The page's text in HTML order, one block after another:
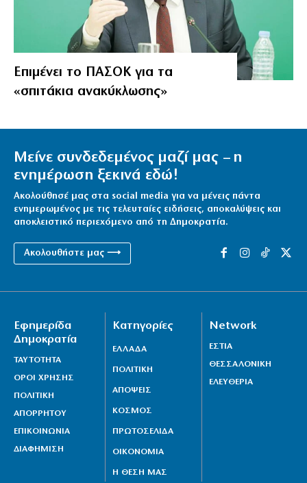
Επιμένει το ΠΑΣΟΚ για τα
«σπιτάκια ανακύκλωσης»
Μείνε συνδεδεμένος μαζί μας – η
ενημέρωση ξεκινά εδώ!
Ακολούθησέ μας στα social media για να μένεις πάντα
ενημερωμένος με τις τελευταίες ειδήσεις, αποκαλύψεις και
αποκλειστικό περιεχόμενο από τη Δημοκρατία.
Ακολουθήστε μας ⟶
Εφημερίδα
Δημοκρατία
ΤΑΥΤΟΤΗΤΑ
ΟΡΟΙ ΧΡΗΣΗΣ
ΠΟΛΙΤΙΚΗ
ΑΠΟΡΡΗΤΟΥ
ΕΠΙΚΟΙΝΩΝΙΑ
ΔΙΑΦΗΜΙΣΗ
Κατηγορίες
ΕΛΛΑΔΑ
ΠΟΛΙΤΙΚΗ
ΑΠΟΨΕΙΣ
ΚΟΣΜΟΣ
ΠΡΩΤΟΣΕΛΙΔΑ
ΟΙΚΟΝΟΜΙΑ
Η ΘΕΣΗ ΜΑΣ
Network
ΕΣΤΙΑ
ΘΕΣΣΑΛΟΝΙΚΗ
ΕΛΕΥΘΕΡΙΑ